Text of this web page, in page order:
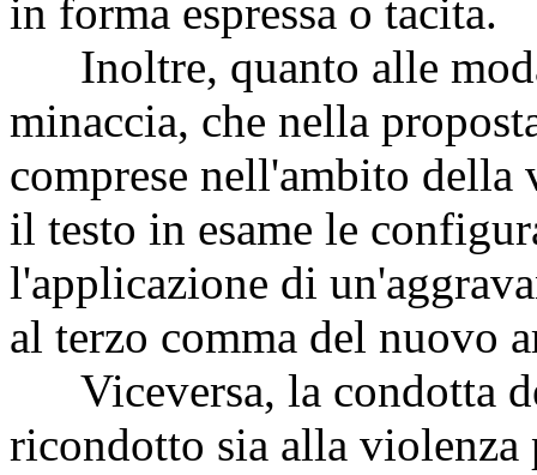
in forma espressa o tacita.
Inoltre, quanto alle
minaccia, che nella
comprese nell'ambito della
il testo in esame le
l'applicazione di
al terzo comma del nuovo
Viceversa, la condotta
ricondotto sia alla violenza